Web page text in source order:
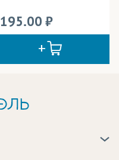
195.00